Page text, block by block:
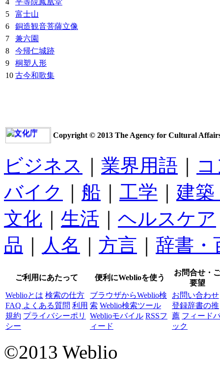
5
富士山
6
銅造観音菩薩立像
7
兼六園
8
今帰仁城跡
9
桐塑人形
10 古今和歌集
Copyright © 2013 The Agency for Cultural
ビジネス ｜ 業界用語 ｜
バイク ｜ 船 ｜ 工学 ｜ 建築
文化 ｜ 生活 ｜ ヘルスケア
品 ｜ 人名 ｜ 方言 ｜ 辞書・
ご利用にあたって 便利にWeblioを使う
お問合せ・
要望
Weblioとは 検索の仕方
FAQ よくある質問 利用
規約 プライバシーポリ
シー
ブラウザからWeblio検
索 Weblio検索ツール
Weblioモバイル RSSフ
ィード
お問い合わせ
登録辞書の推
薦 フィード
ック
©2013 Weblio